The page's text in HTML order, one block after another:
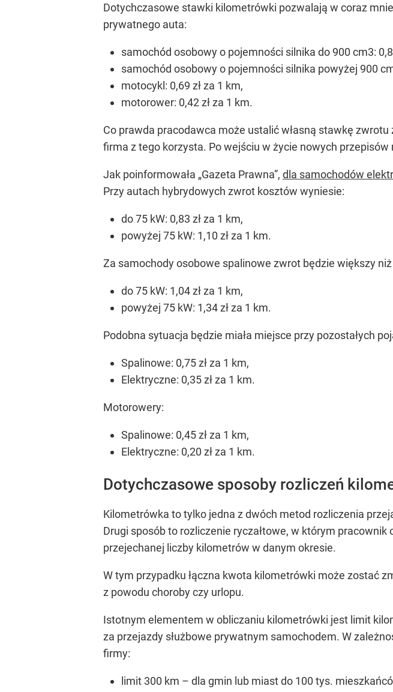
Dotychczasowe stawki kilometrówki pozwalają w coraz
prywatnego auta:
samochód osobowy o pojemności silnika do 900 cm3:
samochód osobowy o pojemności silnika powyżej 900
motocykl: 0,69 zł za 1 km,
motorower: 0,42 zł za 1 km.
Co prawda pracodawca może ustalić własną stawkę
firma z tego korzysta. Po wejściu w życie nowych
Jak poinformowała „Gazeta Prawna”, dla samochodów
Przy autach hybrydowych zwrot kosztów wyniesie:
do 75 kW: 0,83 zł za 1 km,
powyżej 75 kW: 1,10 zł za 1 km.
Za samochody osobowe spalinowe zwrot będzie większy
do 75 kW: 1,04 zł za 1 km,
powyżej 75 kW: 1,34 zł za 1 km.
Podobna sytuacja będzie miała miejsce przy pozostałych
Spalinowe: 0,75 zł za 1 km,
Elektryczne: 0,35 zł za 1 km.
Motorowery:
Spalinowe: 0,45 zł za 1 km,
Elektryczne: 0,20 zł za 1 km.
Dotychczasowe sposoby rozliczeń
Kilometrówka to tylko jedna z dwóch metod rozliczenia
Drugi sposób to rozliczenie ryczałtowe, w którym
przejechanej liczby kilometrów w danym okresie.
W tym przypadku łączna kwota kilometrówki może zostać
z powodu choroby czy urlopu.
Istotnym elementem w obliczaniu kilometrówki jest limit
za przejazdy służbowe prywatnym samochodem. W
firmy:
limit 300 km – dla gmin lub miast do 100 tys.